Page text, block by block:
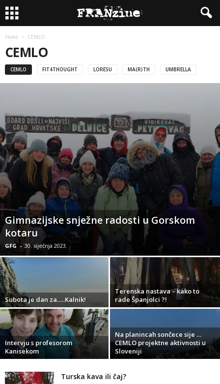
Home CEMLO
CEMLO
CEMLO FIT4THOUGHT LORESU MA(R)TH UMBRELLA
Gimnazijske snježne radosti u Gorskom
kotaru
GFG - 30. siječnja 2023.
Subota je dan za…..Kalnik!
Terenska nastava – kako to
rade Španjolci ?!
Intervju s profesorom
Kanisekom
Na planincah sončece sije …
CEMLO projektne aktivnosti u
Sloveniji
Turska kava ili čaj?